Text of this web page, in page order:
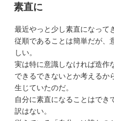
稿
日:
素直に
最近やっと少し素直になって
従順であることは簡単だが、
しい。
実は特に意識しなければ造作
できるできないとか考えるか
生じていたのだ。
自分に素直になることはでき
訳はない。